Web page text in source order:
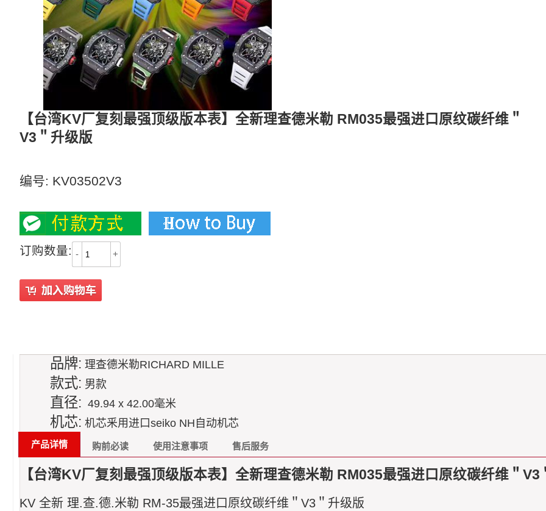
【台湾KV厂复刻最强顶级版本表】全新理查德米勒 RM035最强进口原纹碳纤维＂
V3＂升级版
编号: KV03502V3
订购数量: - +
品牌: 理查德米勒RICHARD MILLE
款式: 男款
直径: 49.94 x 42.00毫米
机芯: 机芯釆用进口seiko NH自动机芯
产品详情 购前必读 使用注意事项 售后服务
【台湾KV厂复刻最强顶级版本表】全新理查德米勒 RM035最强进口原纹碳纤维＂V3
KV 全新 理.查.德.米勒 RM-35最强进口原纹碳纤维＂V3＂升级版